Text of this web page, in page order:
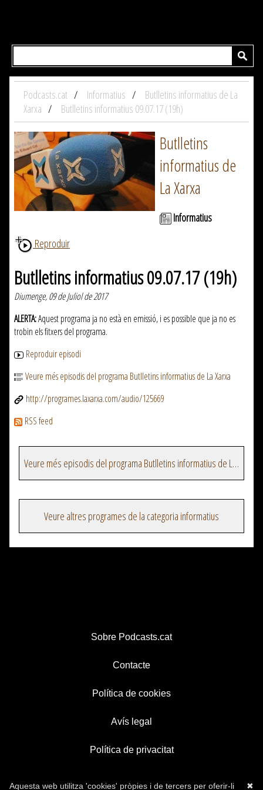
Podcasts.cat Informatius
Butlletins informatius de La
Xarxa
Butlletins informatius 09.07.17 (19h)
Butlletins
informatius de
La Xarxa
Informatius
Reproduir
Butlletins informatius 09.07.17 (19h)
Diumenge, 09 de Juliol de 2017
ALERTA:Aquest programa ja no està en emissió, i es possible que ja no es
trobin els fitxers del programa.
Reproduir episodi
Veure més episodis del programa Butlletins informatius de La Xarxa
http://programes.laxarxa.com/audio/125669
RSS feed
Veure més episodis del programa Butlletins informatius de La Xarxa
Veure altres programes de la categoria informatius
Sobre Podcasts.cat
Contacte
Política de cookies
Avís legal
Política de privacitat
✖
Aquesta web utilitza 'cookies' pròpies i de tercers per oferir-li